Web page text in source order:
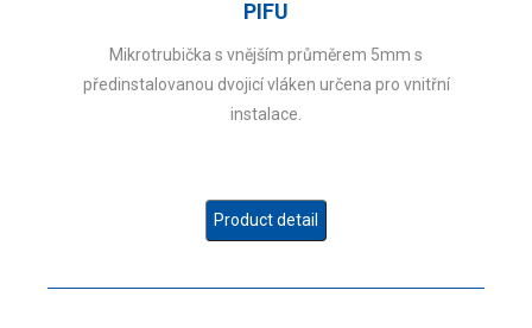
PIFU
Mikrotrubička s vnějším průměrem 5mm s
předinstalovanou dvojicí vláken určena pro vnitřní
instalace.
Product detail